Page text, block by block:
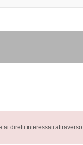
ai diretti interessati attraverso